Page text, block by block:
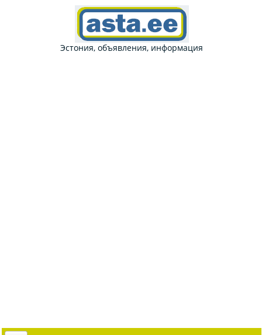
Эстония, объявления, информация